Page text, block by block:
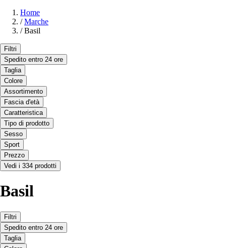
Home
/ Marche
/ Basil
Filtri
Spedito entro 24 ore
Taglia
Colore
Assortimento
Fascia d'età
Caratteristica
Tipo di prodotto
Sesso
Sport
Prezzo
Vedi i 334 prodotti
Basil
Filtri
Spedito entro 24 ore
Taglia